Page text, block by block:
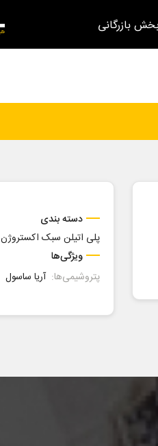
بازرگانی
دسته بندی
پلی اتیلن سبک اکستروژن
ویژگی‌ها
پتروشیمی‌ها: آریا ساسول